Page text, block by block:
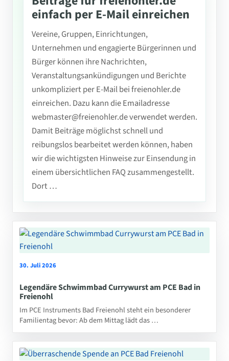
einfach per E-Mail einreichen
Vereine, Gruppen, Einrichtungen,
Unternehmen und engagierte Bürgerinnen und
Bürger können ihre Nachrichten,
Veranstaltungsankündigungen und Berichte
unkompliziert per E-Mail bei freienohler.de
einreichen. Dazu kann die Emailadresse
webmaster@freienohler.de verwendet werden.
Damit Beiträge möglichst schnell und
reibungslos bearbeitet werden können, haben
wir die wichtigsten Hinweise zur Einsendung in
einem übersichtlichen FAQ zusammengestellt.
Dort …
30. Juli 2026
Legendäre Schwimmbad Currywurst am PCE Bad in
Freienohl
Im PCE Instruments Bad Freienohl steht ein besonderer
Familientag bevor: Ab dem Mittag lädt das …